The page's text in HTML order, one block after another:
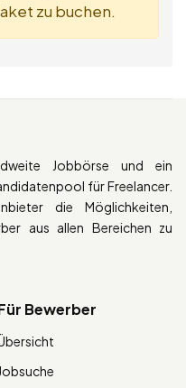
zu buchen.
Jobbörse und ein
für Freelancer.
die Möglichkeiten,
aus allen Bereichen zu
Bewerber